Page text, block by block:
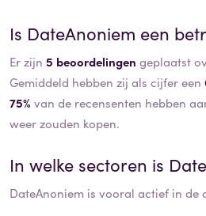
Is DateAnoniem een
Er zijn 5 beoordelingen geplaatst
Gemiddeld hebben zij als cijfer een
75% van de recensenten hebben
weer zouden kopen.
In welke sectoren is
DateAnoniem is vooral actief in de